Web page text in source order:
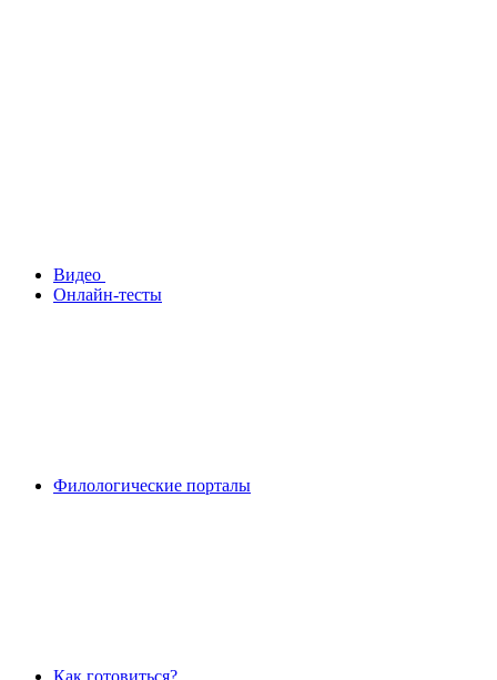
Видео
Онлайн-тесты
Филологические порталы
Как готовиться?